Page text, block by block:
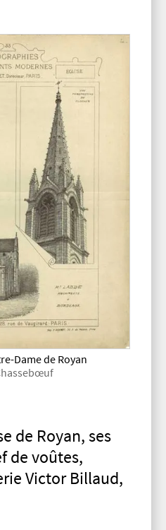
Dame de Royan
de Royan, ses
de voûtes,
Victor Billaud,